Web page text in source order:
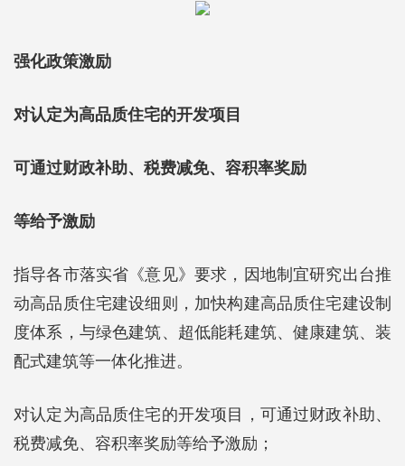
强化政策激励
对认定为高品质住宅的开发项目
可通过财政补助、税费减免、容积率奖励
等给予激励
指导各市落实省《意见》要求，因地制宜研究出台推
动高品质住宅建设细则，加快构建高品质住宅建设制
度体系，与绿色建筑、超低能耗建筑、健康建筑、装
配式建筑等一体化推进。
对认定为高品质住宅的开发项目，可通过财政补助、
税费减免、容积率奖励等给予激励；